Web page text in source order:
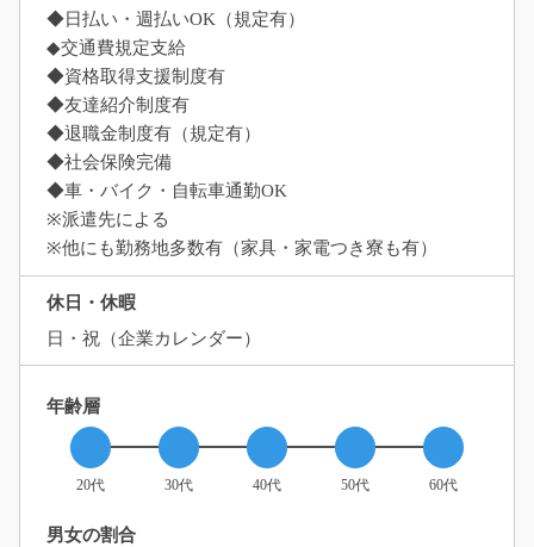
◆日払い・週払いOK（規定有）
◆交通費規定支給
◆資格取得支援制度有
◆友達紹介制度有
◆退職金制度有（規定有）
◆社会保険完備
◆車・バイク・自転車通勤OK
※派遣先による
※他にも勤務地多数有（家具・家電つき寮も有）
休日・休暇
日・祝（企業カレンダー）
年齢層
20代 30代 40代 50代 60代
男女の割合